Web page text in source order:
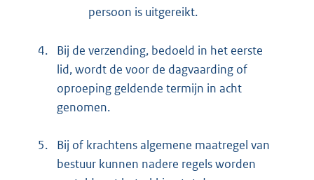
persoon is uitgereikt.
4.
Bij de verzending, bedoeld in het eerste
lid, wordt de voor de dagvaarding of
oproeping geldende termijn in acht
genomen.
5.
Bij of krachtens algemene maatregel van
bestuur kunnen nadere regels worden